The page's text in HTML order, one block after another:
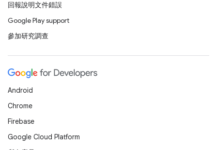
回報說明文件錯誤
Google Play support
參加研究調查
Android
Chrome
Firebase
Google Cloud Platform